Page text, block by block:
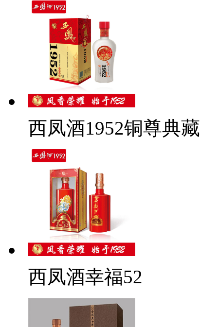
西凤酒1952铜尊典藏
西凤酒幸福52